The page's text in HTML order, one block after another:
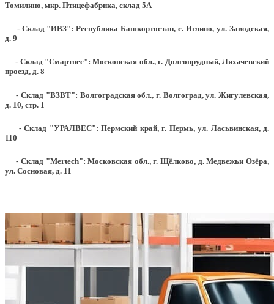
Томилино, мкр. Птицефабрика, склад 5А
- Склад "ИВЗ": Республика Башкортостан, с. Иглино, ул. Заводская,
д. 9
- Склад "Смартвес":Московская обл., г. Долгопрудный, Лихачевский
проезд, д. 8
- Склад "ВЗВТ": Волгоградская обл., г. Волгоград, ул. Жигулевская,
д. 10, стр. 1
- Склад "УРАЛВЕС": Пермский край, г. Пермь, ул. Ласьвинская, д.
110
- Склад "Mertech": Московская обл., г. Щёлково, д. Медвежьи Озёра,
ул. Сосновая, д. 11